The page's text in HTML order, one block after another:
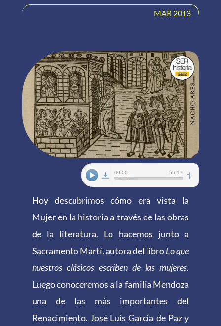
MAR 2013
Hoy descubrimos cómo era vista la
Mujer en la historia a través de las obras
de la literatura. Lo hacemos junto a
Sacramento Martí, autora del libroLo que
nuestros clásicos escriben de las mujeres.
Luego conoceremos a la familia Mendoza
una de las más importantes del
Renacimiento. José Luis García de Paz y